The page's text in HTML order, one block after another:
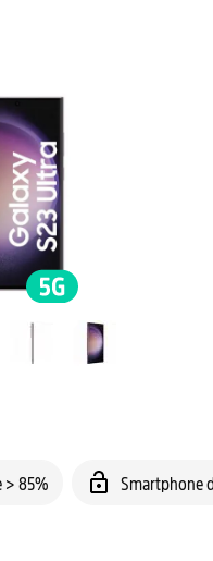
> 85% Smartphone